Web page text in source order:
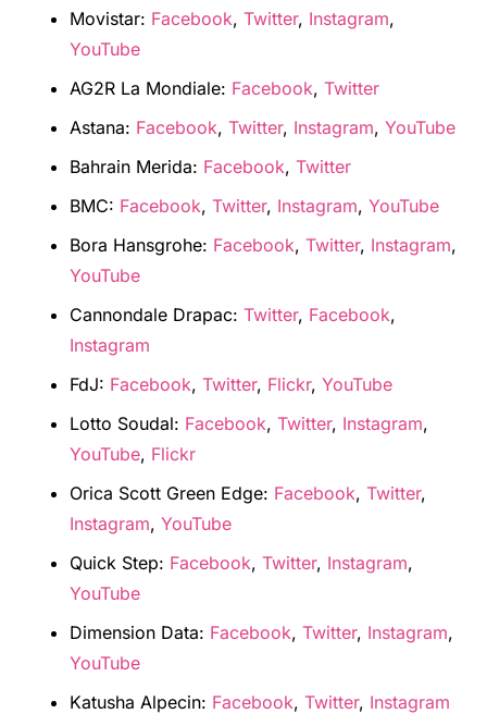
Movistar: Facebook, Twitter, Instagram,
YouTube
AG2R La Mondiale: Facebook, Twitter
Astana: Facebook, Twitter, Instagram, YouTube
Bahrain Merida: Facebook, Twitter
BMC: Facebook, Twitter, Instagram, YouTube
Bora Hansgrohe: Facebook, Twitter, Instagram,
YouTube
Cannondale Drapac: Twitter, Facebook,
Instagram
FdJ: Facebook, Twitter, Flickr, YouTube
Lotto Soudal: Facebook, Twitter, Instagram,
YouTube, Flickr
Orica Scott Green Edge: Facebook, Twitter,
Instagram, YouTube
Quick Step: Facebook, Twitter, Instagram,
YouTube
Dimension Data: Facebook, Twitter, Instagram,
YouTube
Katusha Alpecin: Facebook, Twitter, Instagram